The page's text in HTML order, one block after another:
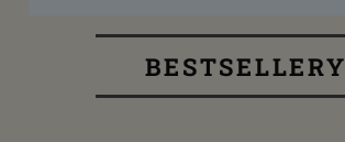
BESTSELLERY